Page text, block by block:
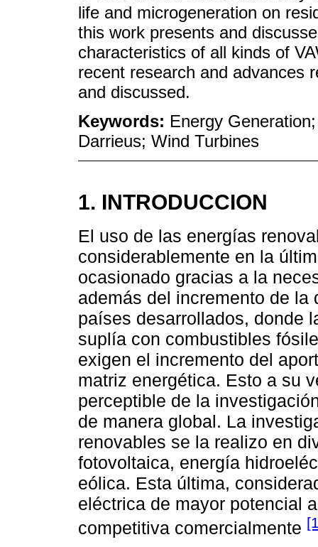
life and microgeneration on
this work presents and
characteristics of all kinds of
recent research and advances
and discussed.
Keywords: Energy
Darrieus; Wind Turbines
1. INTRODUCCION
El uso de las energías
considerablemente en la
ocasionado gracias a la
además del incremento de
países desarrollados, donde
suplía con combustibles
exigen el incremento del
matriz energética. Esto a su
perceptible de la
de manera global. La
renovables se la realizo en
fotovoltaica, energía
eólica. Esta última,
eléctrica de mayor potencial
competitiva comercialmente